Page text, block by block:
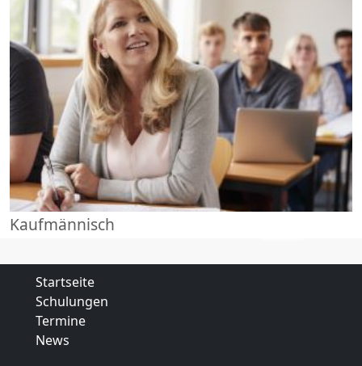
Kaufmännisch
Startseite
Schulungen
Termine
News